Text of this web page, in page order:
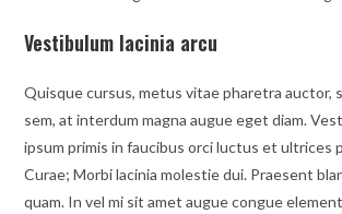
Vestibulum lacinia arcu
Quisque cursus, metus vitae pharetra auctor,
sem, at interdum magna augue eget diam.
ipsum primis in faucibus orci luctus et ultrices
Curae; Morbi lacinia molestie dui. Praesent
quam. In vel mi sit amet augue congue